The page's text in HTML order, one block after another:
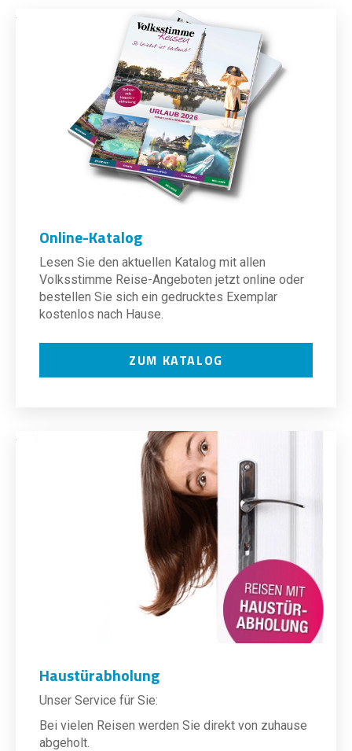
Online-Katalog
Lesen Sie den aktuellen Katalog mit allen
Volksstimme Reise-Angeboten jetzt online oder
bestellen Sie sich ein gedrucktes Exemplar
kostenlos nach Hause.
ZUM KATALOG
Haustürabholung
Unser Service für Sie:
Bei vielen Reisen werden Sie direkt von zuhause
abgeholt.